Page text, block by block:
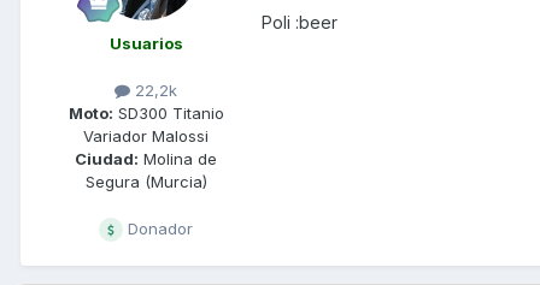
Usuarios
22,2k
Moto: SD300 Titanio
Variador Malossi
Ciudad: Molina de
Segura (Murcia)
Donador
Poli :beer